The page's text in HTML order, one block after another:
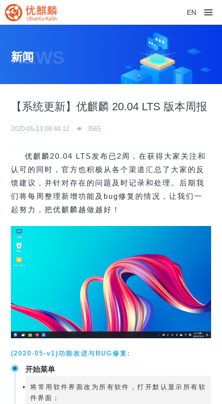
EN
NEWS
新闻
【系统更新】优麒麟 20.04 LTS 版本周报
2020-05-13 09:44:12 3565
优麒麟20.04 LTS发布已2周，在获得大家关注和
认可的同时，官方也积极从各个渠道汇总了大家的反
馈建议，并针对存在的问题及时记录和处理。后期我
们将每周整理新增功能及bug修复的情况，让我们一
起努力，把优麒麟越做越好！
(2020-05-v1)功能改进与BUG修复:
开始菜单
将常用软件界面改为所有软件，打开默认显示所有软
件界面；